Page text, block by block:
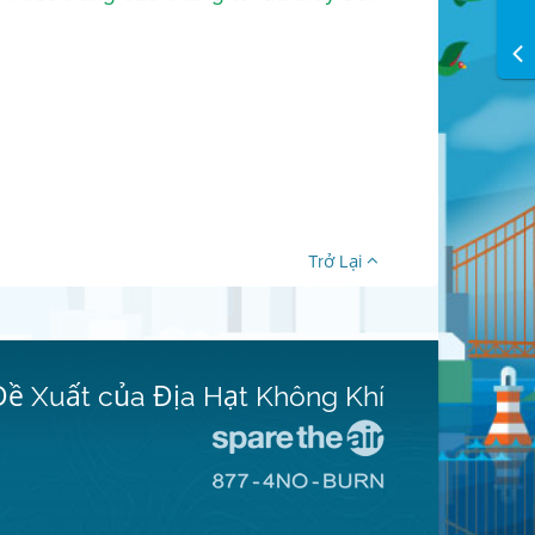
Trở Lại
Xuất của Địa Hạt Không Khí
Trang